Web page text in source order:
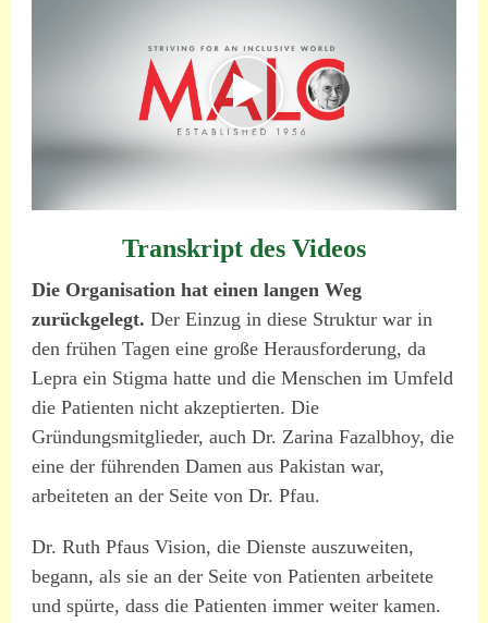
Transkript des Videos
Die Organisation hat einen langen Weg
zurückgelegt. Der Einzug in diese Struktur war in
den frühen Tagen eine große Herausforderung, da
Lepra ein Stigma hatte und die Menschen im Umfeld
die Patienten nicht akzeptierten. Die
Gründungsmitglieder, auch Dr. Zarina Fazalbhoy, die
eine der führenden Damen aus Pakistan war,
arbeiteten an der Seite von Dr. Pfau.
Dr. Ruth Pfaus Vision, die Dienste auszuweiten,
begann, als sie an der Seite von Patienten arbeitete
und spürte, dass die Patienten immer weiter kamen.